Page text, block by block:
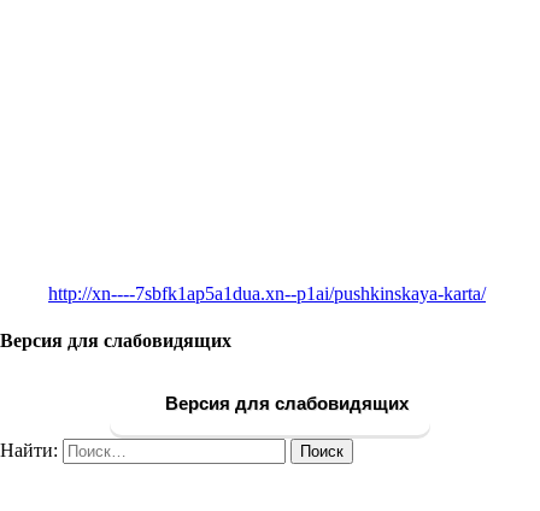
http://xn----7sbfk1ap5a1dua.xn--p1ai/pushkinskaya-karta/
Версия для слабовидящих
Версия для слабовидящих
Найти: